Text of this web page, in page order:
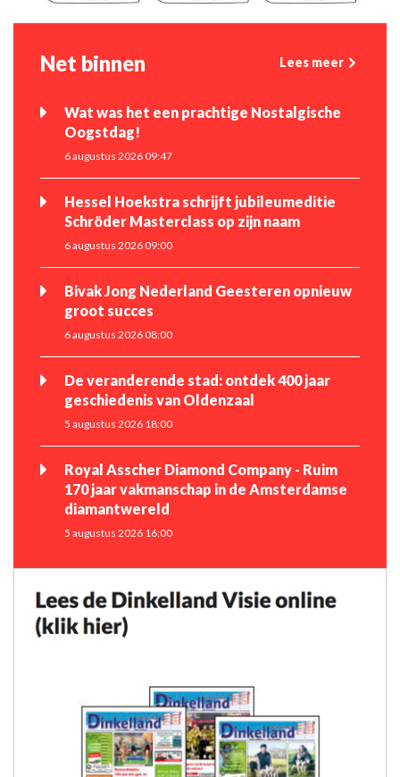
Net binnen Lees meer
Wat was het een prachtige Nostalgische
Oogstdag!
6 augustus 2026 09:47
Hessel Hoekstra schrijft jubileumeditie
Schröder Masterclass op zijn naam
6 augustus 2026 09:00
Bivak Jong Nederland Geesteren opnieuw
groot succes
6 augustus 2026 08:00
De veranderende stad: ontdek 400 jaar
geschiedenis van Oldenzaal
5 augustus 2026 18:00
Royal Asscher Diamond Company - Ruim
170 jaar vakmanschap in de Amsterdamse
diamantwereld
5 augustus 2026 16:00